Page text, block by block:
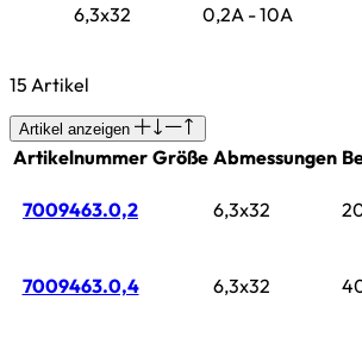
6,3x32 0,2A - 10A
15 Artikel
Artikel anzeigen
Artikelnummer Größe Abmessungen
7009463.0,2 6,3x32
7009463.0,4 6,3x32